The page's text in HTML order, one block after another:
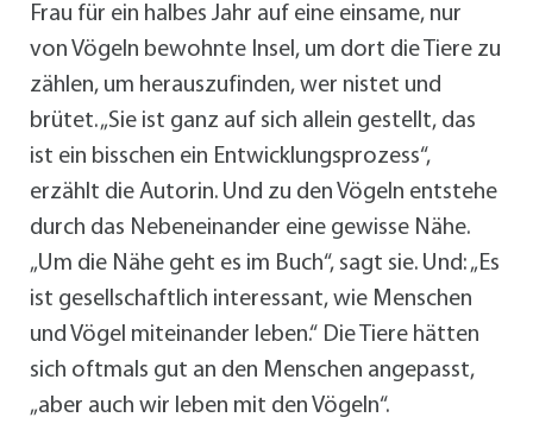
Frau für ein halbes Jahr auf eine einsame, nur
von Vögeln bewohnte Insel, um dort die Tiere zu
zählen, um herauszufinden, wer nistet und
brütet. „Sie ist ganz auf sich allein gestellt, das
ist ein bisschen ein Entwicklungsprozess“,
erzählt die Autorin. Und zu den Vögeln entstehe
durch das Nebeneinander eine gewisse Nähe.
„Um die Nähe geht es im Buch“, sagt sie. Und: „Es
ist gesellschaftlich interessant, wie Menschen
und Vögel miteinander leben.“ Die Tiere hätten
sich oftmals gut an den Menschen angepasst,
„aber auch wir leben mit den Vögeln“.